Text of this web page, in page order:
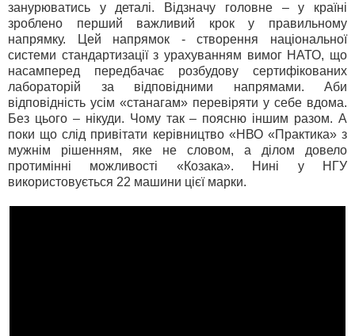
занурюватись у деталі. Відзначу головне – у країні
зроблено перший важливий крок у правильному
напрямку. Цей напрямок - створення національної
системи стандартизації з урахуванням вимог НАТО, що
насамперед передбачає розбудову сертифікованих
лабораторій за відповідними напрямами. Аби
відповідність усім «станагам» перевіряти у себе вдома.
Без цього – нікуди. Чому так – поясню іншим разом. А
поки що слід привітати керівництво «НВО «Практика» з
мужнім рішенням, яке не словом, а ділом довело
протимінні можливості «Козака». Нині у НГУ
використовується 22 машини цієї марки.